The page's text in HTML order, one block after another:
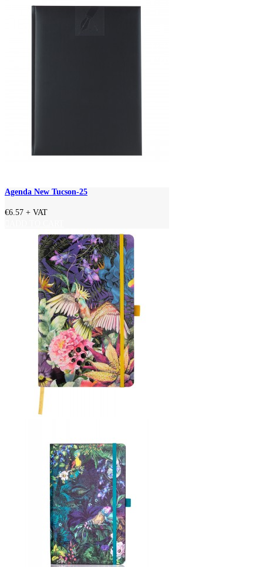
Agenda New Tucson-25
€6.57 + VAT